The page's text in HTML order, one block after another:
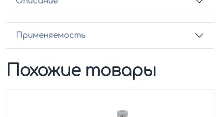
Применяемость
Похожие товары